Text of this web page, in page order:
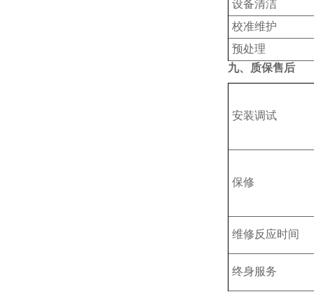
设备清洁
‌校准维护‌
预处理
九、质保售后
安装调试
保修
维修反应时间
终身服务